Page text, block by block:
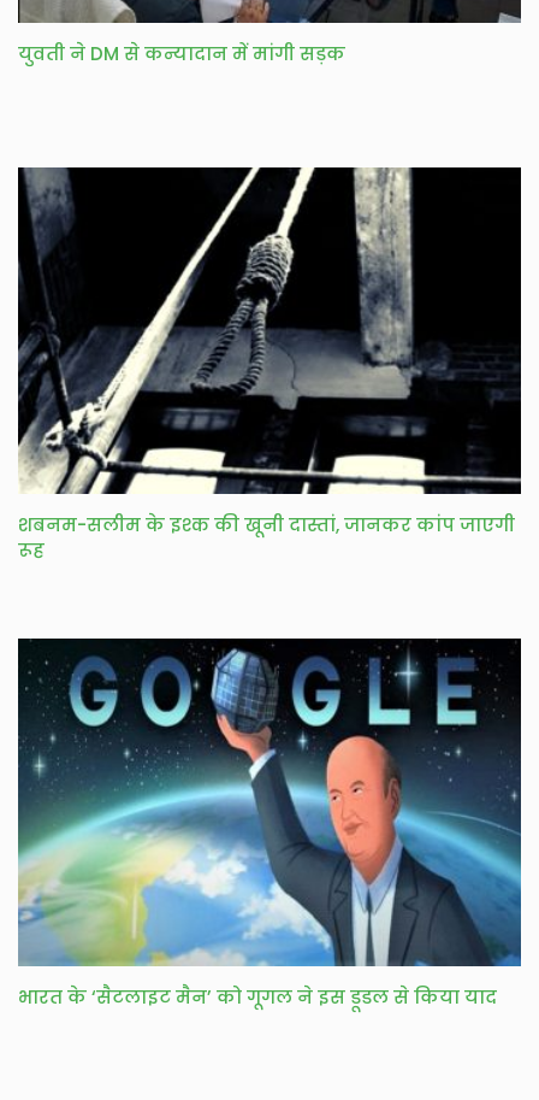
युवती ने DM से कन्यादान में मांगी सड़क
शबनम-सलीम के इश्क की खूनी दास्तां, जानकर कांप जाएगी
रूह
भारत के ‘सैटलाइट मैन’ को गूगल ने इस डूडल से किया याद